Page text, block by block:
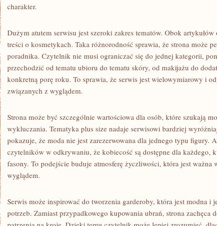
charakter.
Dużym atutem serwisu jest szeroki zakres tematów. Obok
treści o kosmetykach. Taka różnorodność sprawia, że strona może
poradnika. Czytelnik nie musi ograniczać się do jednej kategorii,
przechodzić od tematu ubioru do tematu skóry, od makijażu do
konkretną porę roku. To sprawia, że serwis jest wielowymiarowy i
związanych z wyglądem.
Strona może być szczególnie wartościowa dla osób, które szukają
wykluczania. Tematyka plus size nadaje serwisowi bardziej
pokazuje, że moda nie jest zarezerwowana dla jednego typu figury.
czytelników w odkrywaniu, że kobiecość są dostępne dla każdego,
fasony. To podejście buduje atmosferę życzliwości, która jest ważna
wyglądem.
Serwis może inspirować do tworzenia garderoby, która jest modna i
potrzeb. Zamiast przypadkowego kupowania ubrań, strona zachęca